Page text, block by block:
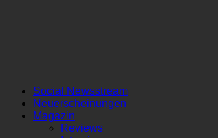
Social Newsstream
Neuerscheinungen
Magazin
Reviews